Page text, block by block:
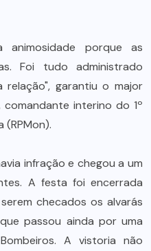
porque as
Foi tudo administrado
garantiu o major
comandante interino do 1º
(RPMon).
infração e chegou a um
A festa foi encerrada
checados os alvarás
passou ainda por uma
A vistoria não